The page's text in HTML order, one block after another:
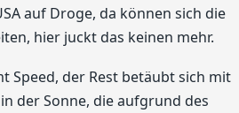
auf Droge, da können sich die
hier juckt das keinen mehr.
Speed, der Rest betäubt sich mit
der Sonne, die aufgrund des